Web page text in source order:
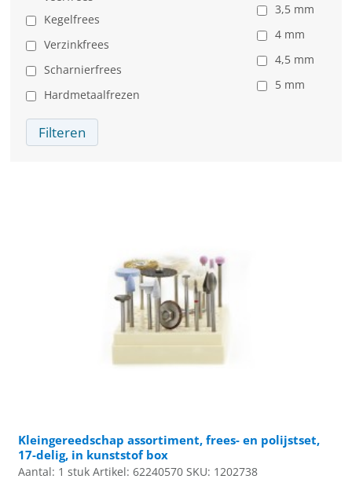
Kegelfrees
Verzinkfrees
Scharnierfrees
Hardmetaalfrezen
3,5 mm
4 mm
4,5 mm
5 mm
Filteren
Kleingereedschap assortiment, frees- en polijstset,
17-delig, in kunststof box
Aantal: 1 stuk Artikel: 62240570 SKU: 1202738